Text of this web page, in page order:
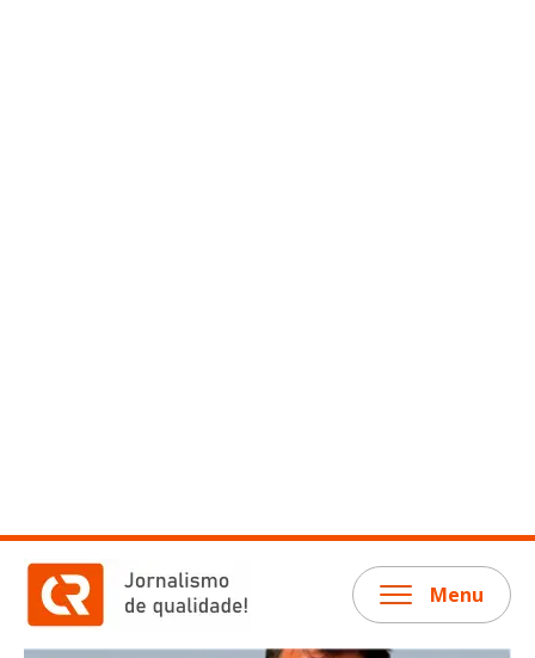
Menu